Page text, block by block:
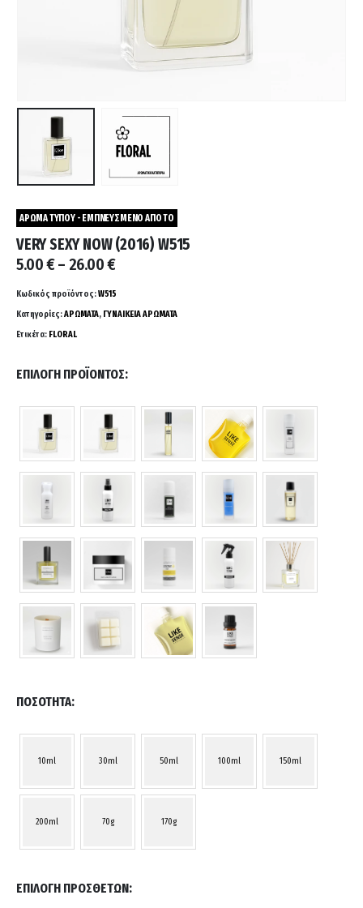
ΑΡΩΜΑ ΤΥΠΟΥ - ΕΜΠΝΕΥΣΜΕΝΟ ΑΠΟ ΤΟ
VERY SEXY NOW (2016) W515
5.00€– 26.00€Price
5.00 €
through
Κωδικός προϊόντος:W515
Κατηγορίες:ΑΡΩΜΑΤΑ, ΓΥΝΑΙΚΕΙΑ ΑΡΩΜΑΤΑ
Ετικέτα: FLORAL
ΕΠΙΛΟΓΉ ΠΡΟΪΌΝΤΟΣ
ΠΟΣΌΤΗΤΑ
10ml 30ml 50ml 100ml 150ml
200ml 70g 170g
ΕΠΙΛΟΓΉ ΠΡΌΣΘΕΤΩΝ